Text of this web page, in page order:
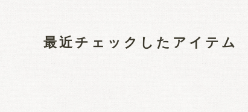
最近チェックしたアイテム